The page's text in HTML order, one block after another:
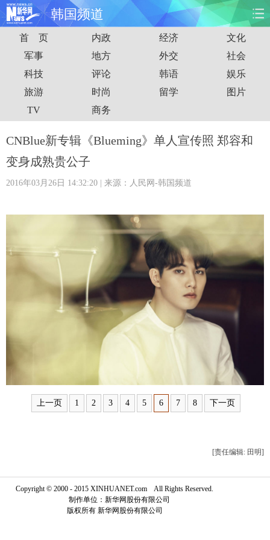
韩国频道
首页 时政 国际 财经
娱乐 体育 人事 教育
时尚 思客
港澳 台湾 华人 汽车
科技
健康 信息化
公益 军事 无人机
摄影 新华广播
新华电视中文 新华电视英文 返回PC
首 页 内政 经济
文化
军事
地方 外交
社会
科技
评论 韩语
娱乐
旅游
时尚 留学
图片
TV
商务
CNBlue新专辑《Blueming》单人宣传照 郑容和
变身成熟贵公子
2016年03月26日 14:32:20 | 来源：人民网-韩国频道
上一页 1 2 3 4 5 6 7 8 下一页
[责任编辑: 田明]
Copyright © 2000 - 2015 XINHUANET.com All Rights Reserved.
制作单位：新华网股份有限公司
版权所有 新华网股份有限公司